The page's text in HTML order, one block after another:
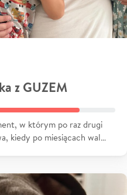
z GUZEM
w którym po raz drugi
kiedy po miesiącach wal…